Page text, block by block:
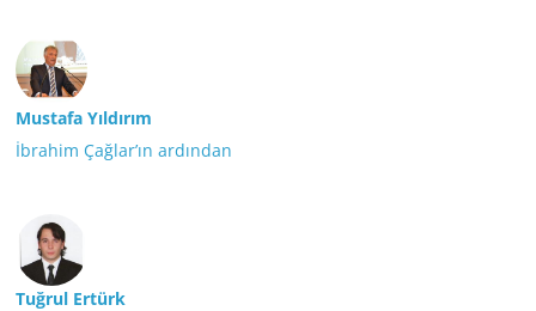
Mustafa Yıldırım
İbrahim Çağlar’ın ardından
Tuğrul Ertürk